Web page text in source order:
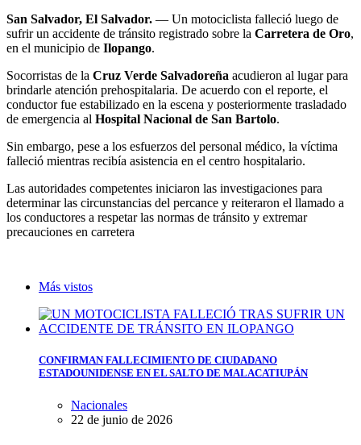
San Salvador, El Salvador. — Un motociclista falleció luego de
sufrir un accidente de tránsito registrado sobre la Carretera de Oro,
en el municipio de Ilopango.
Socorristas de la Cruz Verde Salvadoreña acudieron al lugar para
brindarle atención prehospitalaria. De acuerdo con el reporte, el
conductor fue estabilizado en la escena y posteriormente trasladado
de emergencia al Hospital Nacional de San Bartolo.
Sin embargo, pese a los esfuerzos del personal médico, la víctima
falleció mientras recibía asistencia en el centro hospitalario.
Las autoridades competentes iniciaron las investigaciones para
determinar las circunstancias del percance y reiteraron el llamado a
los conductores a respetar las normas de tránsito y extremar
precauciones en carretera
Más vistos
CONFIRMAN FALLECIMIENTO DE CIUDADANO
ESTADOUNIDENSE EN EL SALTO DE MALACATIUPÁN
Nacionales
22 de junio de 2026